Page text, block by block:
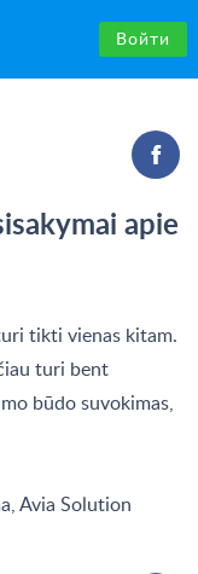
Войти
apie
tikti vienas kitam.
turi bent
būdo suvokimas,
Avia Solution